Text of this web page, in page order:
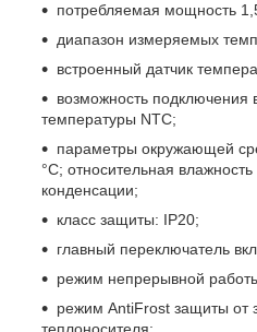
потребляемая мощность
диапазон измеряемых
встроенный датчик
возможность подключения
температуры NTC;
параметры окружающей
°C; относительная
конденсации;
класс защиты: IP20;
главный переключатель
режим непрерывной
режим AntiFrost защиты от